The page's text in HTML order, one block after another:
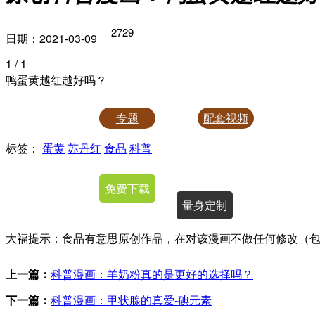
日期：2021-03-09 2729
1 / 1
鸭蛋黄越红越好吗？
专题
配套视频
标签： 蛋黄苏丹红 食品 科普
免费下载
量身定制
大福提示：食品有意思原创作品，在对该漫画不做任何修改
上一篇： 科普漫画：羊奶粉真的是更好的选择吗？
下一篇： 科普漫画：甲状腺的真爱-碘元素